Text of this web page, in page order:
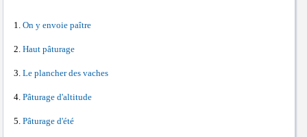
On y envoie paître
Haut pâturage
Le plancher des vaches
Pâturage d'altitude
Pâturage d'été